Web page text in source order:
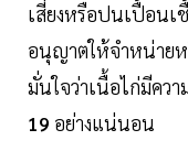
เสี่ยงหรือปนเปื้อนเ
อนุญาตให้จำหน่าย
มั่นใจว่าเนื้อไก่มีคว
19 อย่างแน่นอน